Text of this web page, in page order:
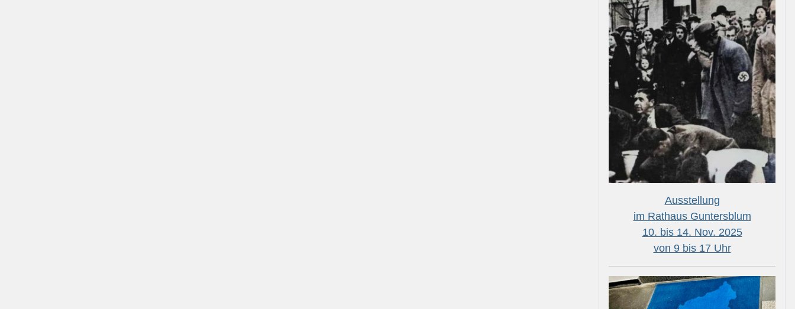
Ausstellung
im Rathaus Guntersblum
10. bis 14. Nov. 2025
von 9 bis 17 Uhr